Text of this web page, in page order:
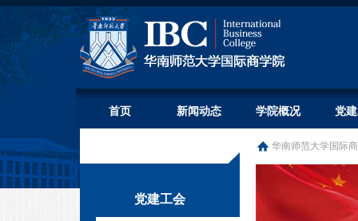
首页 新闻动态 学院概况 党
党建工会
华南师范大学国际